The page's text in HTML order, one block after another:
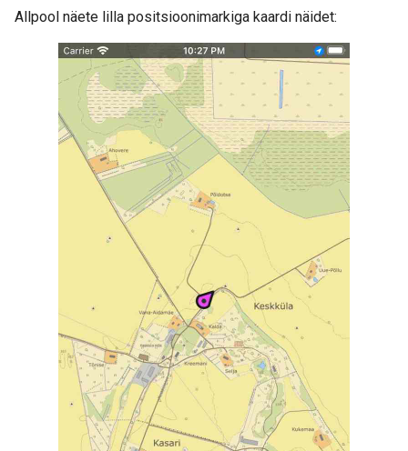
Allpool näete lilla positsioonimarkiga kaardi näidet: